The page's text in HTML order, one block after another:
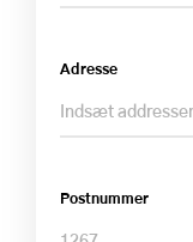
Adresse
Postnummer